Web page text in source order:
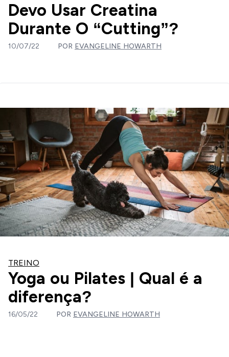
Devo Usar Creatina
Durante O “Cutting”?
10/07/22 POR EVANGELINE HOWARTH
TREINO
Yoga ou Pilates | Qual é a
diferença?
16/05/22 POR EVANGELINE HOWARTH